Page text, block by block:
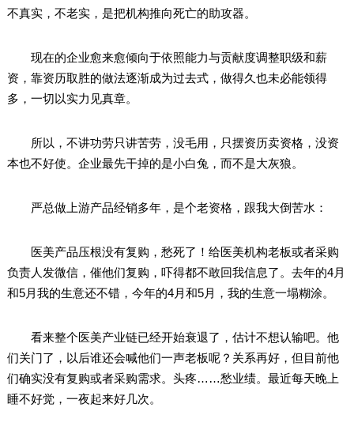
不真实，不老实，是把机构推向死亡的助攻器。
现在的企业愈来愈倾向于依照能力与贡献度调整职级和薪
资，靠资历取胜的做法逐渐成为过去式，做得久也未必能领得
多，一切以实力见真章。
所以，不讲功劳只讲苦劳，没毛用，只摆资历卖资格，没资
本也不好使。企业最先干掉的是小白兔，而不是大灰狼。
严总做上游产品经销多年，是个老资格，跟我大倒苦水：
医美产品压根没有复购，愁死了！给医美机构老板或者采购
负责人发微信，催他们复购，吓得都不敢回我信息了。去年的4月
和5月我的生意还不错，今年的4月和5月，我的生意一塌糊涂。
看来整个医美产业链已经开始衰退了，估计不想认输吧。他
们关门了，以后谁还会喊他们一声老板呢？关系再好，但目前他
们确实没有复购或者采购需求。头疼……愁业绩。最近每天晚上
睡不好觉，一夜起来好几次。